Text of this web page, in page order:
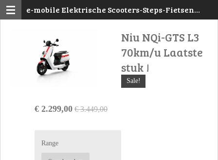
Ga
hoofdinhoud
e-mobile Elektrische Scooters-Steps-Fietsen
Niu NQi-GTS L3
70km/u Laatste
stuk !
Sale!
€ 2.299,00 € 3.449,00
Range